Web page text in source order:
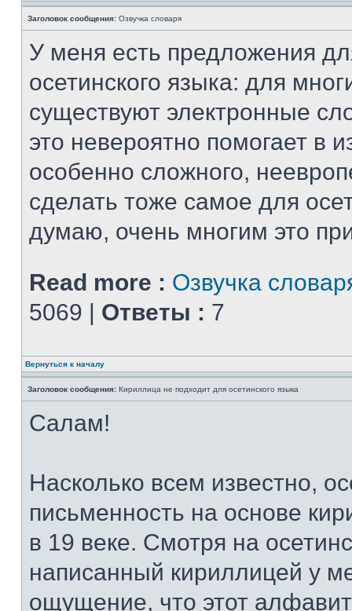
Заголовок сообщения: Озвучка словаря
У меня есть предложения
осетинского языка: для
существуют электронные
это невероятно помогает в
особенно сложного,
сделать тоже самое для
думаю, очень многим это
Read more : Озвучка
5069 | Ответы : 7
Вернуться к началу
Заголовок сообщения: Кириллица не подходит для осетинского языка
Салам!
Насколько всем известно,
письменность на основе
в 19 веке. Смотря на
написанный кириллицей у
ощущение, что этот